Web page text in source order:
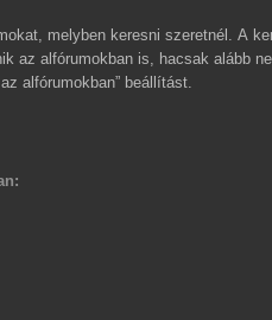
melyben keresni szeretnél. A
az alfórumokban is, hacsak alább
alfórumokban” beállítást.